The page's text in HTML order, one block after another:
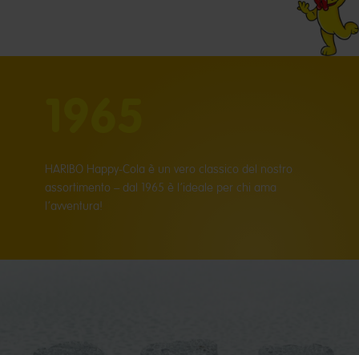
HARIBO Happy-Cola è un vero classico del nostro
assortimento – dal 1965 è l’ideale per chi ama
l’avventura!